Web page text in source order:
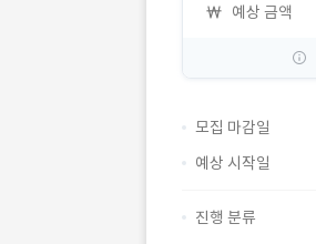
예상 금액
모집 마감일
예상 시작일
진행 분류